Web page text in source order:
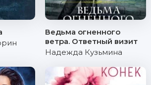
Ведьма огненного
ветра. Ответный визит
Надежда Кузьмина